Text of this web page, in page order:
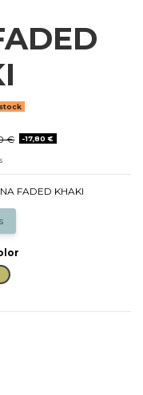
€
-17,80 €
FADED KHAKI
KAKI